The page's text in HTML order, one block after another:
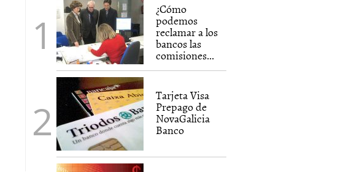
¿Cómo
podemos
reclamar a los
bancos las
comisiones...
Tarjeta Visa
Prepago de
NovaGalicia
Banco